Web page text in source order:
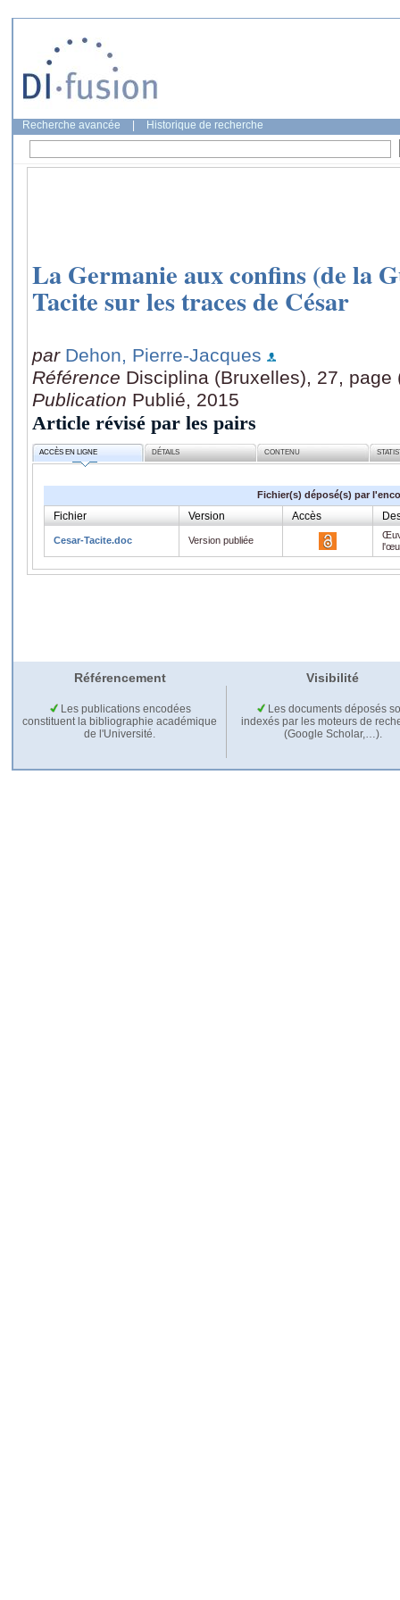
Recherche avancée Historique de recherche
La Germanie aux confins (de la
Tacite sur les traces de César
par Dehon, Pierre-Jacques
Référence Disciplina (Bruxelles), 27, page
Publication Publié, 2015
Article révisé par les pairs
ACCÈS EN LIGNE DÉTAILS CONTENU
Fichier(s) déposé(s) par
Fichier Version Accès
Cesar-Tacite.doc Version publiée
Référencement Visibilité
Les publications encodées
constituent la bibliographie académique
de l'Université.
Les documents déposés
indexés par les moteurs de
(Google Scholar,…).